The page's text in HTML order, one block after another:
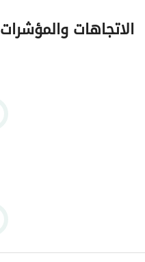
الاتجاهات والمؤشرات